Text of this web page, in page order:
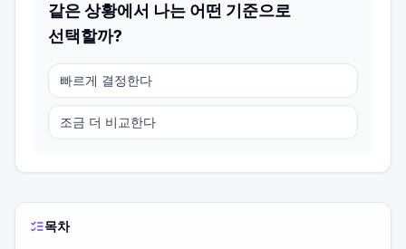
같은 상황에서 나는 어떤 기준으로
선택할까?
빠르게 결정한다
조금 더 비교한다
목차